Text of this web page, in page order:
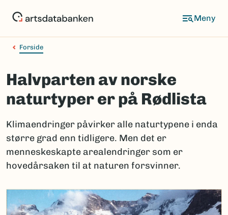
Forside
Halvparten av norske
naturtyper er på Rødlista
Klimaendringer påvirker alle naturtypene i enda
større grad enn tidligere. Men det er
menneskeskapte arealendringer som er
hovedårsaken til at naturen forsvinner.